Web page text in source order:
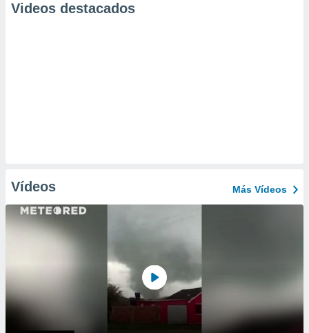
Videos destacados
Vídeos Más Vídeos